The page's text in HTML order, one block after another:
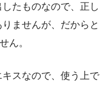
たものなので、正し
ませんが、だからと
ん。
スなので、使う上で